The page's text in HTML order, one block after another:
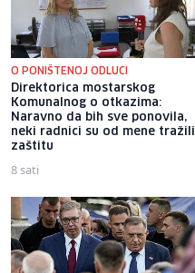
O PONIŠTENOJ ODLUCI
Direktorica mostarskog
Komunalnog o otkazima:
Naravno da bih sve ponovila,
neki radnici su od mene tražili
zaštitu
8 sati